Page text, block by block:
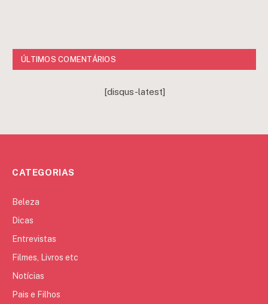
ÚLTIMOS COMENTÁRIOS
[disqus-latest]
CATEGORIAS
Beleza
Dicas
Entrevistas
Filmes, Livros etc
Notícias
Pais e Filhos